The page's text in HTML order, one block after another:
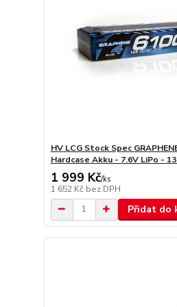
HV LCG Stock Spec
Hardcase Akku - 7.6V LiPo -
1 999 Kč/ks
1 652 Kč bez DPH
Přidat do